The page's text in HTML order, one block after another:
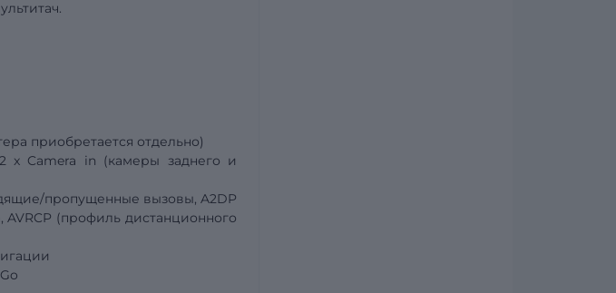
приобретается отдельно)
x Camera in (камеры заднего и
пропущенные вызовы, A2DP
(профиль дистанционного